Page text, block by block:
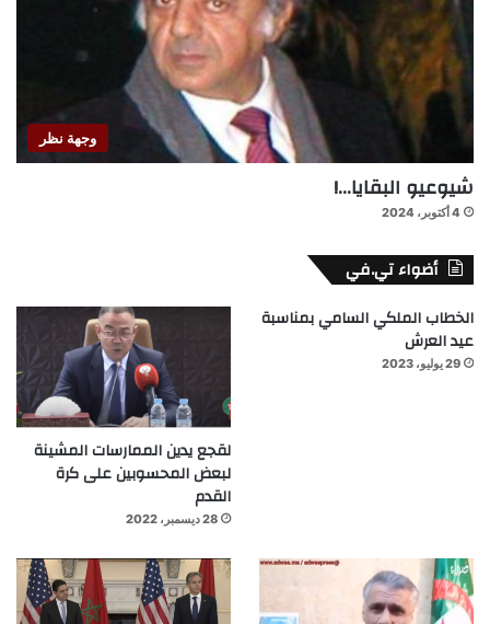
وجهة نظر
شيوعيو البقايا…!
4 أكتوبر، 2024
أضواء تي.في
الخطاب الملكي السامي بمناسبة
عيد العرش
29 يوليو، 2023
لقجع يدين الممارسات المشينة
لبعض المحسوبين على كرة
القدم
28 ديسمبر، 2022